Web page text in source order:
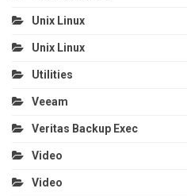
Unix Linux
Unix Linux
Utilities
Veeam
Veritas Backup Exec
Video
Video